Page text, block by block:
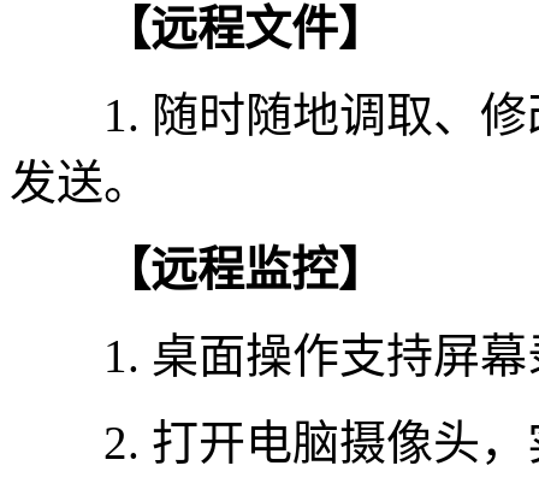
【远程文件】
1. 随时随地调取、修
发送。
【远程监控】
1. 桌面操作支持屏幕
2. 打开电脑摄像头，